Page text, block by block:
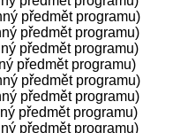
předmět programu)
předmět programu)
předmět programu)
předmět programu)
předmět programu)
předmět programu)
předmět programu)
předmět programu)